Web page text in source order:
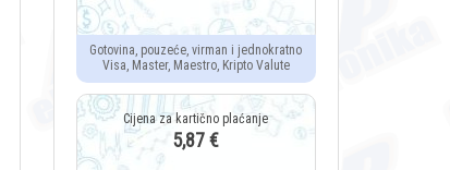
Gotovina, pouzeće, virman i jednokratno
Visa, Master, Maestro, Kripto Valute
5,87 €